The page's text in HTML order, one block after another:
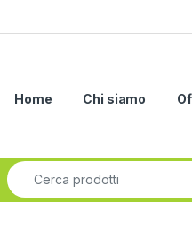
Home Chi siamo
Search for: